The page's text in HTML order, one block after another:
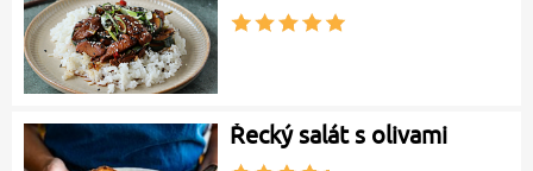
Řecký salát s olivami